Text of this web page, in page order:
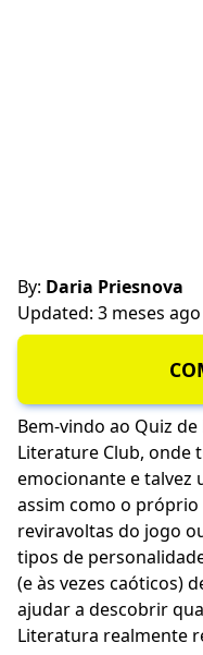
By: Daria Priesnova
Updated: 3 meses ago
Bem-vindo ao Quiz
Literature Club, onde
emocionante e
assim como o próprio
reviravoltas do jogo
tipos de
(e às vezes caóticos)
ajudar a descobrir
Literatura realmente